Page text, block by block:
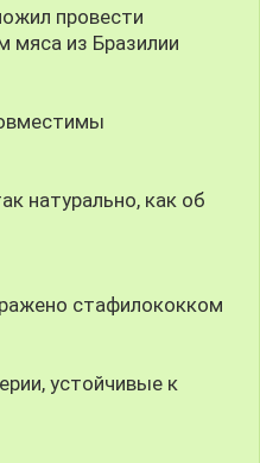
провести
мяса из Бразилии
натурально, как об
стафилококком
устойчивые к